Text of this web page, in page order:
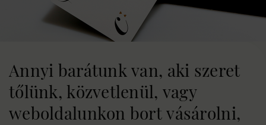
Annyi barátunk van, aki szeret
tőlünk, közvetlenül, vagy
weboldalunkon bort vásárolni,